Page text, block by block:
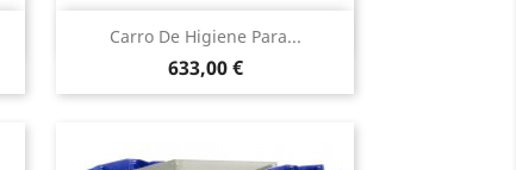
Carro De Higiene Para...
Precio
633,00 €
Vista rápida